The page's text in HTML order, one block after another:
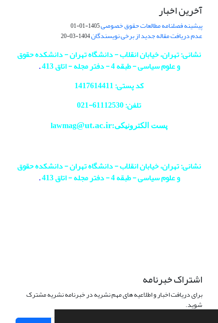
آخرین اخبار
پیشینه فصلنامه مطالعات حقوق خصوصی1405-01-01
عدم دریافت مقاله جدید از برخی نویسندگان1404-03-20
نشانی: تهران، خیابان انقلاب - دانشگاه تهران - دانشکده حقوق
و علوم سیاسی - طبقه 4 - دفتر مجله - اتاق 413
.
کد پستی: 1417614411
تلفن: 61112530-
021
پست الکترونیکی:lawmag@ut.ac.ir
نشانی: تهران، خیابان انقلاب - دانشگاه تهران - دانشکده حقوق
و علوم سیاسی - طبقه 4 - دفتر مجله - اتاق 413
.
اشتراک خبرنامه
برای دریافت اخبار و اطلاعیه های مهم نشریه در خبرنامه نشریه مشترک
شوید.